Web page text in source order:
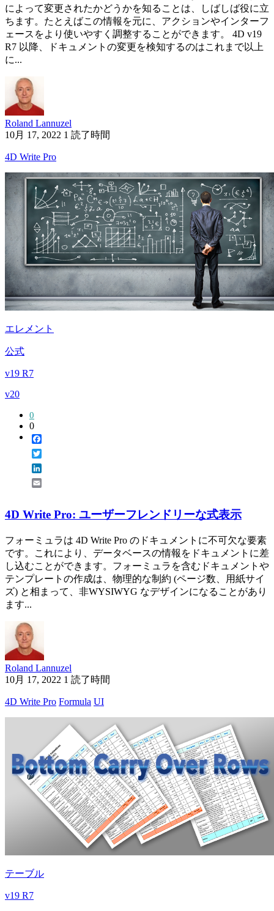
によって変更されたかどうかを知ることは、しばしば役に立
ちます。たとえばこの情報を元に、アクションやインターフ
ェースをより使いやすく調整することができます。 4D v19
R7 以降、ドキュメントの変更を検知するのはこれまで以上
に...
Roland Lannuzel
10月 17, 2022 1 読了時間
4D Write Pro
エレメント
公式
v19 R7
v20
0
0
4D Write Pro: ユーザーフレンドリーな式表示
フォーミュラは 4D Write Pro のドキュメントに不可欠な要素
です。これにより、データベースの情報をドキュメントに差
し込むことができます。フォーミュラを含むドキュメントや
テンプレートの作成は、物理的な制約 (ページ数、用紙サイ
ズ) と相まって、非WYSIWYG なデザインになることがあり
ます...
Roland Lannuzel
10月 17, 2022 1 読了時間
4D Write Pro Formula UI
テーブル
v19 R7